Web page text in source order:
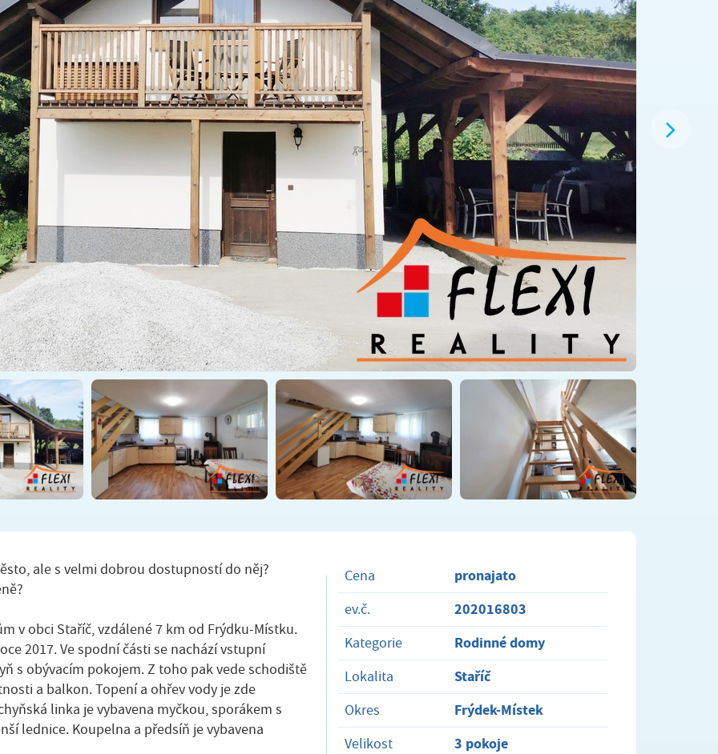
ale s velmi dobrou dostupností do něj?
v obci Staříč, vzdálené 7 km od Frýdku-Místku.
2017. Ve spodní části se nachází vstupní
s obývacím pokojem. Z toho pak vede schodiště
a balkon. Topení a ohřev vody je zde
linka je vybavena myčkou, sporákem s
lednice. Koupelna a předsíň je vybavena
Cena pronajato
ev.č. 202016803
Kategorie Rodinné domy
Lokalita Staříč
Okres Frýdek-Místek
Velikost 3 pokoje